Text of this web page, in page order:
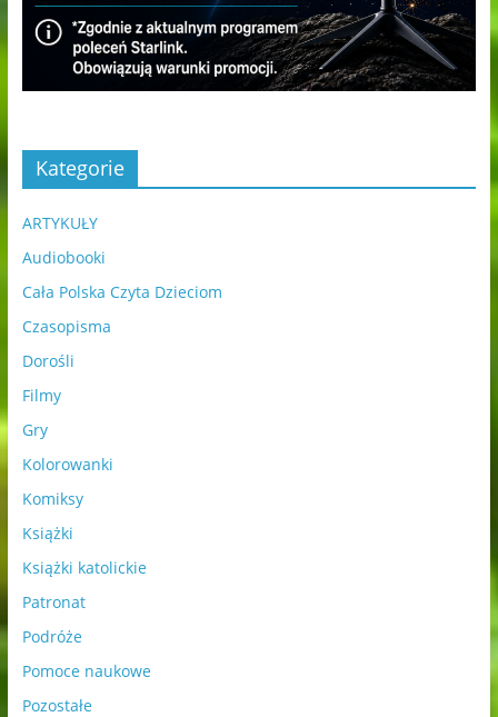
Kategorie
ARTYKUŁY
Audiobooki
Cała Polska Czyta Dzieciom
Czasopisma
Dorośli
Filmy
Gry
Kolorowanki
Komiksy
Książki
Książki katolickie
Patronat
Podróże
Pomoce naukowe
Pozostałe